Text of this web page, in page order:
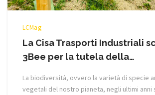
LCMag
La Cisa Trasporti Industriali
3Bee per la tutela della…
La biodiversità, ovvero la varietà di specie
vegetali del nostro pianeta, negli ultimi anni